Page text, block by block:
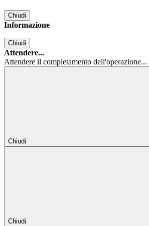
Chiudi
Informazione
Chiudi
Attendere...
Attendere il completamento dell'operazione...
Chiudi
Chiudi